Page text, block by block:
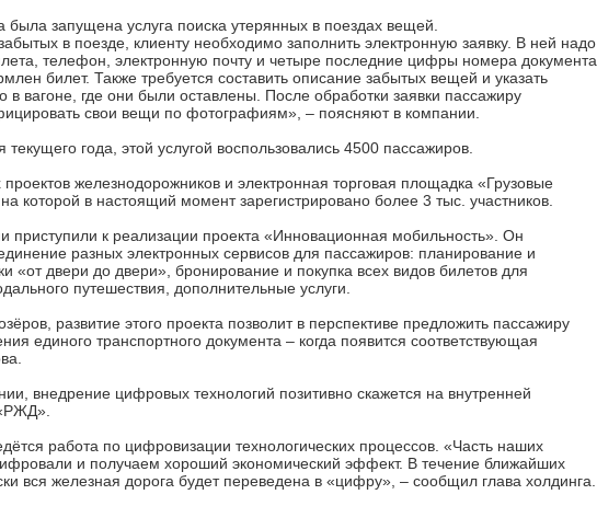
была запущена услуга поиска утерянных в поездах вещей.
в поезде, клиенту необходимо заполнить электронную заявку. В ней надо
телефон, электронную почту и четыре последние цифры номера документа,
билет. Также требуется составить описание забытых вещей и указать
в вагоне, где они были оставлены. После обработки заявки пассажиру
свои вещи по фотографиям», – поясняют в компании.
года, этой услугой воспользовались 4500 пассажиров.
железнодорожников и электронная торговая площадка «Грузовые
которой в настоящий момент зарегистрировано более 3 тыс. участников.
приступили к реализации проекта «Инновационная мобильность». Он
разных электронных сервисов для пассажиров: планирование и
«от двери до двери», бронирование и покупка всех видов билетов для
путешествия, дополнительные услуги.
развитие этого проекта позволит в перспективе предложить пассажиру
единого транспортного документа – когда появится соответствующая
внедрение цифровых технологий позитивно скажется на внутренней
работа по цифровизации технологических процессов. «Часть наших
и получаем хороший экономический эффект. В течение ближайших
вся железная дорога будет переведена в «цифру», – сообщил глава холдинга.